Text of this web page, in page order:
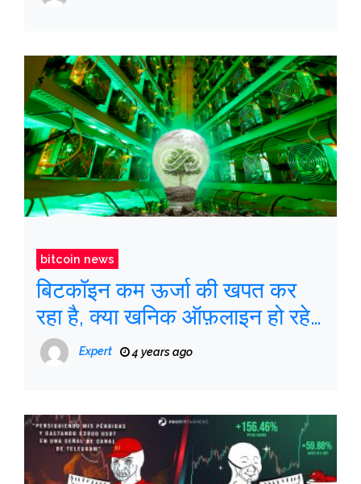
bitcoin news
बिटकॉइन कम ऊर्जा की खपत कर
रहा है, क्या खनिक ऑफ़लाइन हो रहे
हैं?
Expert 4 years ago